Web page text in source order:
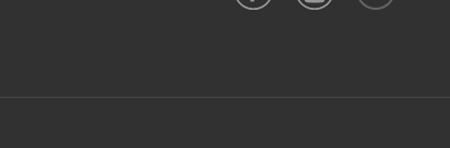
e, às vezes, faz com que a pilha desmorone.